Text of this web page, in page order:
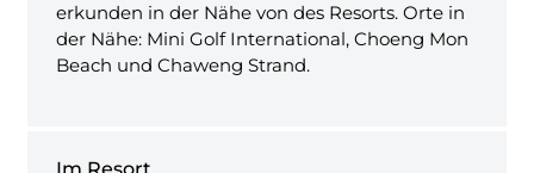
erkunden in der Nähe von des Resorts. Orte in
der Nähe: Mini Golf International, Choeng Mon
Beach und Chaweng Strand.